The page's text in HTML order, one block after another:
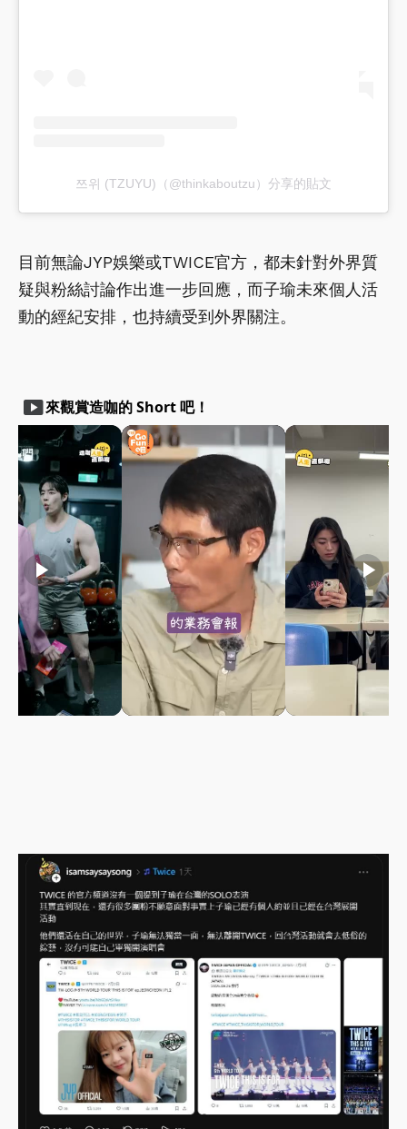
쯔위 (TZUYU)（@thinkaboutzu）分享的貼文
目前無論JYP娛樂或TWICE官方，都未針對外界質
疑與粉絲討論作出進一步回應，而子瑜未來個人活
動的經紀安排，也持續受到外界關注。
smart_display來觀賞造咖的 Short 吧！
play_arrow play_arrow play_arrow